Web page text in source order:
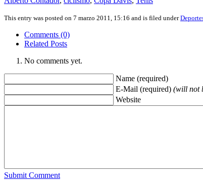
This entry was posted on 7 marzo 2011, 15:16 and is filed under
Comments (0)
Related Posts
No comments yet.
Name (required)
E-Mail (required) (will not
Website
Submit Comment